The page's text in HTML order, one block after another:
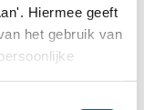
Hiermee geeft
het gebruik van